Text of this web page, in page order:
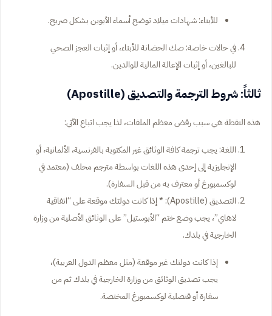
للأبناء: شهادات ميلاد توضح أسماء الأبوين بشكل صريح.
في حالات خاصة: صك الحضانة للأبناء، أو إثبات العجز الصحي
للبالغين، أو إثبات الإعالة المالية للوالدين.
ثالثاً: شروط الترجمة والتصديق (Apostille)
هذه النقطة هي سبب رفض معظم الملفات، لذا يجب اتباع الآتي:
اللغة: يجب ترجمة كافة الوثائق غير المكتوبة بالفرنسية، الألمانية، أو
الإنجليزية إلى إحدى هذه اللغات بواسطة مترجم محلف (معتمد في
لوكسمبورغ أو معترف به من قبل السفارة).
التصديق (Apostille): * إذا كانت دولتك موقعة على “اتفاقية
لاهاي”، يجب وضع ختم “الأبوستيل” على الوثائق الأصلية من وزارة
الخارجية في بلدك.
إذا كانت دولتك غير موقعة (مثل معظم الدول العربية)،
يجب تصديق الوثائق من وزارة الخارجية في بلدك ثم من
سفارة أو قنصلية لوكسمبورغ المختصة.